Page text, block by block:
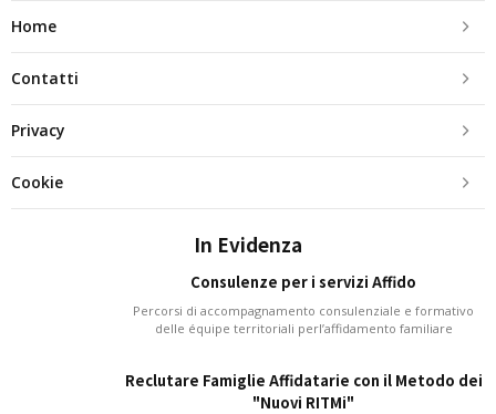
Home
Contatti
Privacy
Cookie
In Evidenza
Consulenze per i servizi Affido
Percorsi di accompagnamento consulenziale e formativo
delle équipe territoriali perl’affidamento familiare
Reclutare Famiglie Affidatarie con il Metodo dei
"Nuovi RITMi"